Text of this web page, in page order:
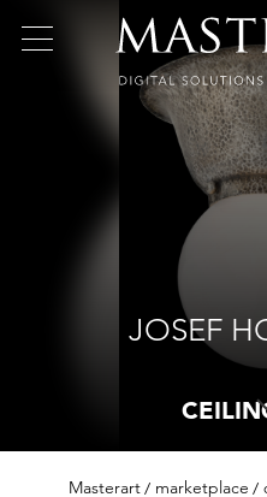
JOSEF
Masterart marketplace